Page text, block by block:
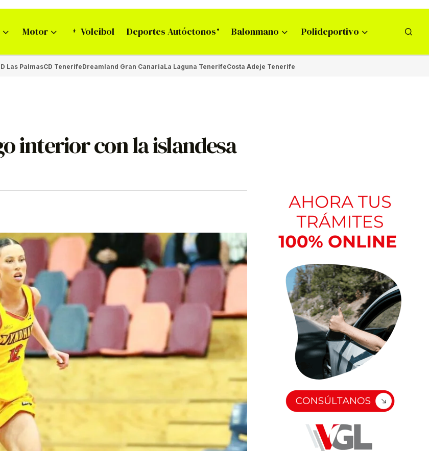
Motor Voleibol Deportes Autóctonos Balonmano Polideportivo
Las PalmasCD TenerifeDreamland Gran CanariaLa Laguna TenerifeCosta Adeje Tenerife
interior con la islandesa